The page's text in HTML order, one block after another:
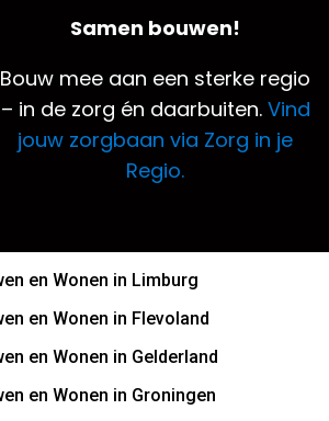
Samen bouwen!
Bouw mee aan een sterke regio
– in de zorg én daarbuiten. Vind
jouw zorgbaan via Zorg in je
Regio.
en Wonen in Limburg
en Wonen in Flevoland
en Wonen in Gelderland
en Wonen in Groningen